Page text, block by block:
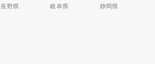
長野県 岐阜県 静岡県